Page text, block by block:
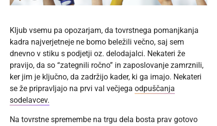
Kljub vsemu pa opozarjam, da tovrstnega pomanjkanja
kadra najverjetneje ne bomo beležili večno, saj sem
dnevno v stiku s podjetji oz. delodajalci. Nekateri že
pravijo, da so “zategnili ročno” in zaposlovanje zamrznili,
ker jim je ključno, da zadržijo kader, ki ga imajo. Nekateri
se že pripravljajo na prvi val večjega odpuščanja
sodelavcev.
Na tovrstne spremembe na trgu dela bosta prav gotovo